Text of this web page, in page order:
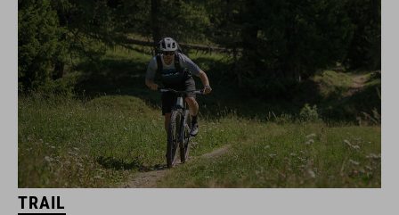
TRAIL